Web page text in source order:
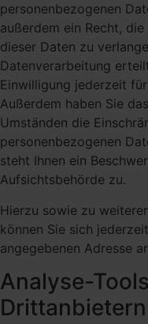
personenbezogenen
außerdem ein Recht,
dieser Daten zu
Datenverarbeitung
Einwilligung jederzeit
Außerdem haben Sie
Umständen die
personenbezogenen
steht Ihnen ein
Aufsichtsbehörde zu.
Hierzu sowie zu
können Sie sich
angegebenen Adresse
Analyse-
Dritt­anbietern